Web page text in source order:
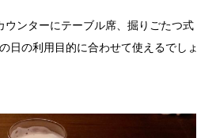
ウンターにテーブル席、掘りごたつ式
日の利用目的に合わせて使えるでしょ